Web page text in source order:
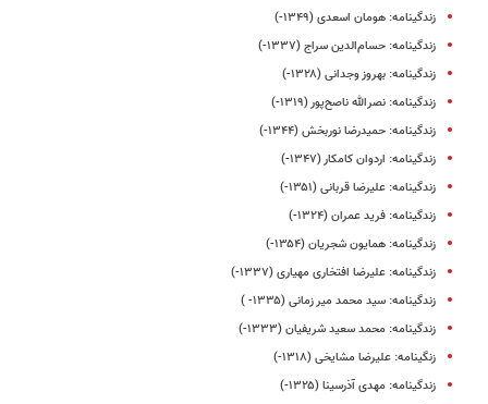
زندگینامه: هومان اسعدی (۱۳۴۹-)
زندگینامه: حسام‌الدین سراج (۱۳۳۷-)
زندگینامه: بهروز وجدانی (۱۳۲۸-)
زندگینامه‌‌‌‌‌‌‌‌‌: نصرالله‌ ناصح‌پور (۱۳۱۹-)
زندگینامه‌: حمیدرضا نوربخش (۱۳۴۴-)
زندگینامه: اردوان کامکار (۱۳۴۷-)
زندگینامه: علیرضا قربانی (۱۳۵۱-)
زندگینامه: فرید عمران (۱۳۲۴-)
زندگینامه: همایون شجریان (۱۳۵۴-)
زندگینامه: علیرضا افتخاری مهیاری (۱۳۳۷-)
زندگینامه: سید محمد میر زمانی (۱۳۳۵- )
زندگینامه: محمد سعید شریفیان (۱۳۳۳-)
زنگینامه: علیرضا مشایخی (۱۳۱۸-)
زندگینامه: مهدی آذرسینا (۱۳۲۵-)